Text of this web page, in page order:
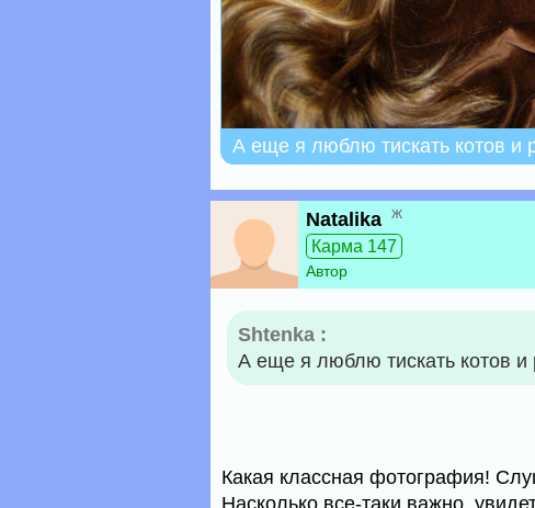
А еще я люблю тискать котов и
Natalika ж
Карма 147
Автор
Shtenka :
А еще я люблю тискать котов и
Какая классная фотография!
Насколько все-таки важно,